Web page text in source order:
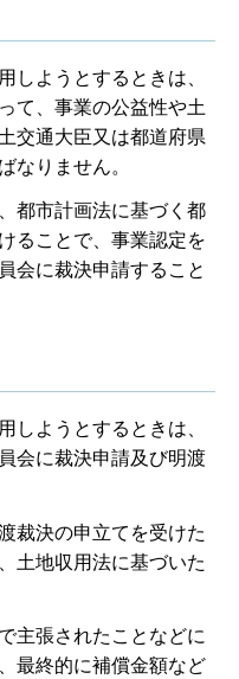
しようとするときは、
て、事業の公益性や土
交通大臣又は都道府県
なりません。
都市計画法に基づく都
ることで、事業認定を
会に裁決申請すること
しようとするときは、
会に裁決申請及び明渡
裁決の申立てを受けた
土地収用法に基づいた
主張されたことなどに
最終的に補償金額など